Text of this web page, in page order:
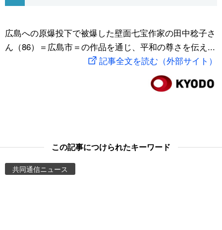
文化
動画/Live
スポーツ・東京2020
広島への原爆投下で被爆した壁面七宝作家の田中稔子さ
ん（86）＝広島市＝の作品を通じ、平和の尊さを伝え...
記事全文を読む（外部サイト）
この記事につけられたキーワード
共同通信ニュース